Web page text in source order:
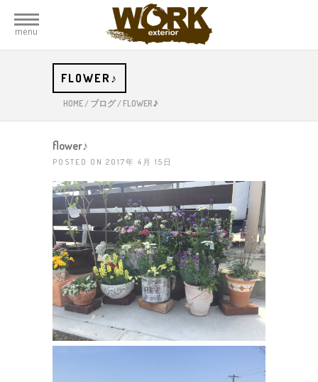
menu
FLOWER♪
HOME/ ブログ/ FLOWER♪
flower♪
POSTED ON 2017年 4月 15日